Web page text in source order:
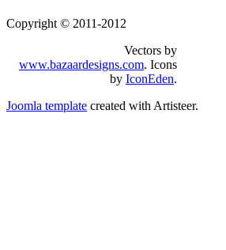
Copyright © 2011-2012
Vectors by
www.bazaardesigns.com. Icons
by IconEden.
Joomla template created with Artisteer.